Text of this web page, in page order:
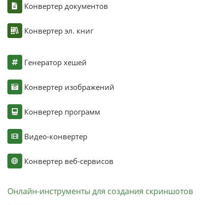
Конвертер документов
Конвертер эл. книг
Генератор хешей
Конвертер изображений
Конвертер программ
Видео-конвертер
Конвертер веб-сервисов
Онлайн-инструменты для создания скриншотов